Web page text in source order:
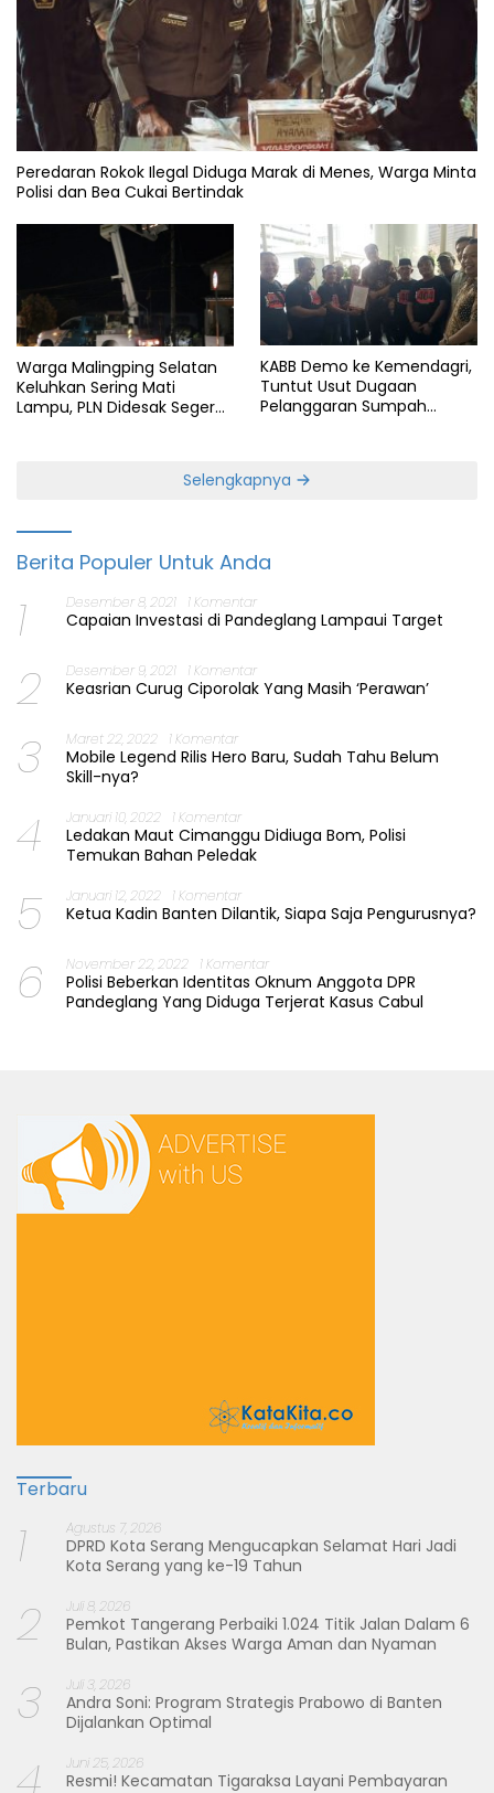
Peredaran Rokok Ilegal Diduga Marak di Menes, Warga Minta
Polisi dan Bea Cukai Bertindak
Warga Malingping Selatan
Keluhkan Sering Mati
Lampu, PLN Didesak Segera
KABB Demo ke Kemendagri,
Tuntut Usut Dugaan
Pelanggaran Sumpah
Selengkapnya
Berita Populer Untuk Anda
1 Desember 8, 2021 1 Komentar
Capaian Investasi di Pandeglang Lampaui Target
2 Desember 9, 2021 1 Komentar
Keasrian Curug Ciporolak Yang Masih ‘Perawan’
3 Maret 22, 2022 1 Komentar
Mobile Legend Rilis Hero Baru, Sudah Tahu Belum
Skill-nya?
4 Januari 10, 2022 1 Komentar
Ledakan Maut Cimanggu Didiuga Bom, Polisi
Temukan Bahan Peledak
5 Januari 12, 2022 1 Komentar
Ketua Kadin Banten Dilantik, Siapa Saja Pengurusnya?
6 November 22, 2022 1 Komentar
Polisi Beberkan Identitas Oknum Anggota DPR
Pandeglang Yang Diduga Terjerat Kasus Cabul
Terbaru
1 Agustus 7, 2026
DPRD Kota Serang Mengucapkan Selamat Hari Jadi
Kota Serang yang ke-19 Tahun
2 Juli 8, 2026
Pemkot Tangerang Perbaiki 1.024 Titik Jalan Dalam 6
Bulan, Pastikan Akses Warga Aman dan Nyaman
3 Juli 3, 2026
Andra Soni: Program Strategis Prabowo di Banten
Dijalankan Optimal
Juni 25, 2026
Resmi! Kecamatan Tigaraksa Layani Pembayaran